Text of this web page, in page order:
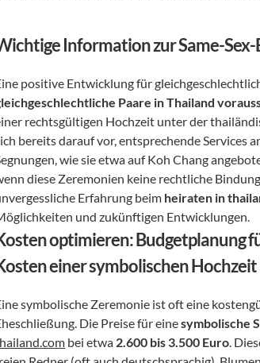
Information zur Same-
positive Entwicklung für
Paare in Thailand
rechtsgültigen Hochzeit unter der
bereits darauf vor, entsprechende Services
wie sie etwa auf Koh Chang
diese Zeremonien keine rechtliche
Erfahrung beim heiraten in
und zukünftigen Entwicklungen.
optimieren: Budgetplanung
einer symbolischen Hochzeit
symbolische Zeremonie ist oft eine
Die Preise für eine symbolische
bei etwa 2.600 bis 3.500 Euro.